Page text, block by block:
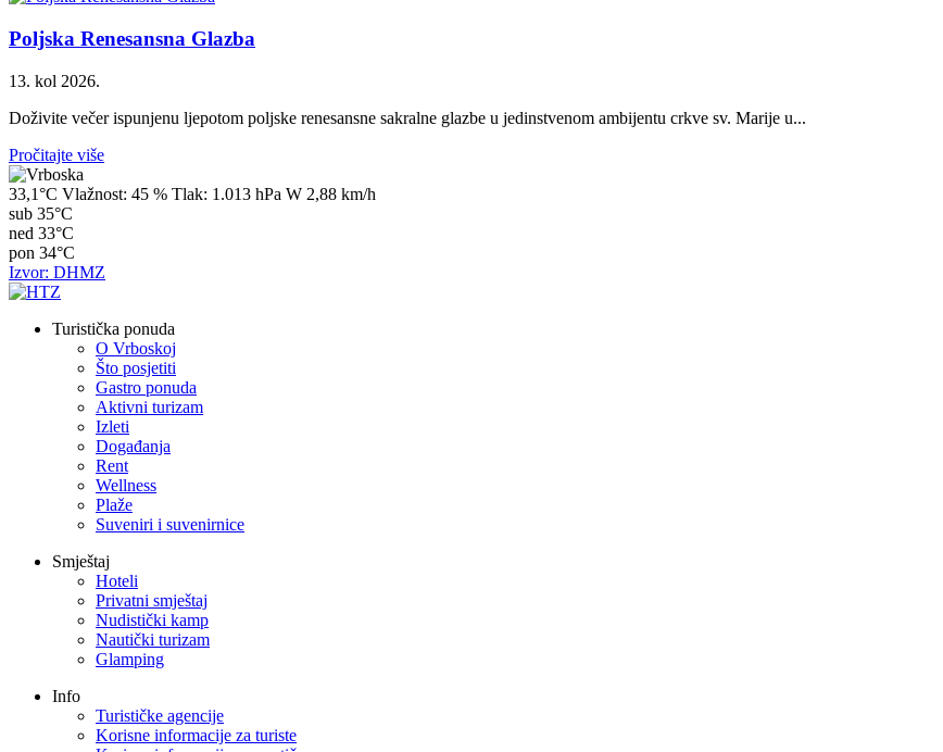
Poljska Renesansna Glazba
13. kol 2026.
Doživite večer ispunjenu ljepotom poljske renesansne sakralne glazbe u jedinstvenom ambijentu crkve sv. Marije u...
Pročitajte više
33,1°C Vlažnost: 45 % Tlak: 1.013 hPa W 2,88 km/h
sub 35°C
ned 33°C
pon 34°C
Izvor: DHMZ
Turistička ponuda
O Vrboskoj
Što posjetiti
Gastro ponuda
Aktivni turizam
Izleti
Događanja
Rent
Wellness
Plaže
Suveniri i suvenirnice
Smještaj
Hoteli
Privatni smještaj
Nudistički kamp
Nautički turizam
Glamping
Info
Turističke agencije
Korisne informacije za turiste